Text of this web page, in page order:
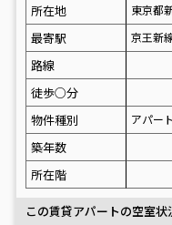
所在地
東京都
最寄駅 京王新
路線
徒歩○分
物件種別
アパート
築年数
所在階
この賃貸アパートの空室状